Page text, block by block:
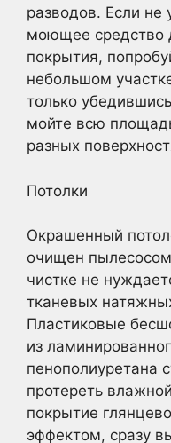
разводов. Если не
моющее средство
покрытия,
небольшом
только
мойте всю
разных
Потолки
Окрашенный
очищен
чистке не
тканевых
Пластиковые
из
пенополиуретана
протереть
покрытие
эффектом, сразу